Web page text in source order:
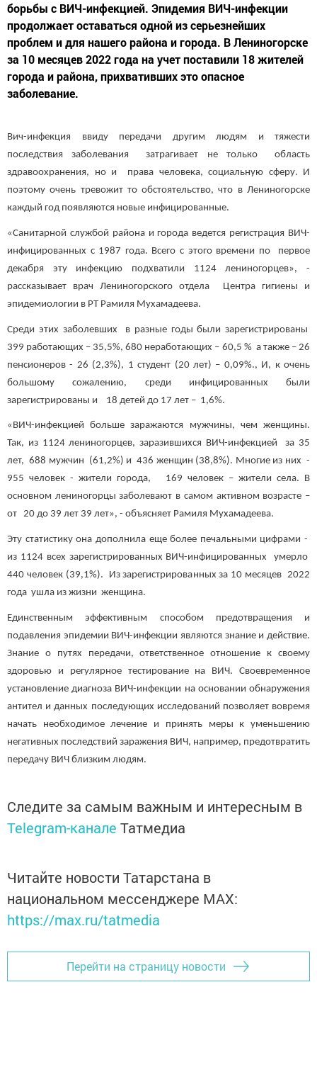
борьбы с ВИЧ-инфекцией. Эпидемия ВИЧ-инфекции
продолжает оставаться одной из серьезнейших
проблем и для нашего района и города. В Лениногорске
за 10 месяцев 2022 года на учет поставили 18 жителей
города и района, прихвативших это опасное
заболевание.
Вич-инфекция ввиду передачи другим людям и тяжести
последствия заболевания затрагивает не только область
здравоохранения, но и права человека, социальную сферу. И
поэтому очень тревожит то обстоятельство, что в Лениногорске
каждый год появляются новые инфицированные.
«Санитарной службой района и города ведется регистрация ВИЧ-
инфицированных с 1987 года. Всего с этого времени по первое
декабря эту инфекцию подхватили 1124 лениногорцев», -
рассказывает врач Лениногорского отдела Центра гигиены и
эпидемиологии в РТ Рамиля Мухамадеева.
Среди этих заболевших в разные годы были зарегистрированы
399 работающих – 35,5%, 680 неработающих – 60,5 % а также – 26
пенсионеров - 26 (2,3%), 1 студент (20 лет) – 0,09%., И, к очень
большому сожалению, среди инфицированных были
зарегистрированы и 18 детей до 17 лет – 1,6%.
«ВИЧ-инфекцией больше заражаются мужчины, чем женщины.
Так, из 1124 лениногорцев, заразившихся ВИЧ-инфекцией за 35
лет, 688 мужчин (61,2%) и 436 женщин (38,8%). Многие из них -
955 человек - жители города, 169 человек – жители села. В
основном лениногорцы заболевают в самом активном возрасте –
от 20 до 39 лет 39 лет», - объясняет Рамиля Мухамадеева.
Эту статистику она дополнила еще более печальными цифрами -
из 1124 всех зарегистрированных ВИЧ-инфицированных умерло
440 человек (39,1%). Из зарегистрированных за 10 месяцев 2022
года ушла из жизни женщина.
Единственным эффективным способом предотвращения и
подавления эпидемии ВИЧ-инфекции являются знание и действие.
Знание о путях передачи, ответственное отношение к своему
здоровью и регулярное тестирование на ВИЧ. Своевременное
установление диагноза ВИЧ-инфекции на основании обнаружения
антител и данных последующих исследований позволяет вовремя
начать необходимое лечение и принять меры к уменьшению
негативных последствий заражения ВИЧ, например, предотвратить
передачу ВИЧ близким людям.
Следите за самым важным и интересным в
Telegram-канале Татмедиа
Читайте новости Татарстана в
национальном мессенджере MАХ:
https://max.ru/tatmedia
Перейти на страницу новости